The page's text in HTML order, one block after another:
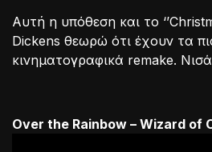
Αυτή η υπόθεση και το
Dickens θεωρώ ότι έχουν τα
κινηματογραφικά remake.
Over the Rainbow – Wizard of